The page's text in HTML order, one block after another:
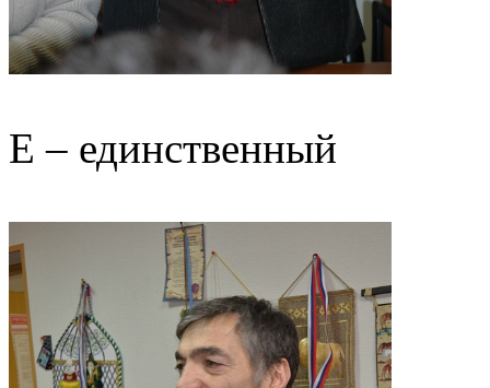
Е – единственный